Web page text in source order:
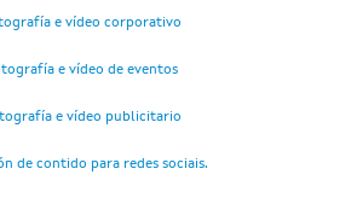
e vídeo corporativo
e vídeo de eventos
e vídeo publicitario
de contido para redes sociais.